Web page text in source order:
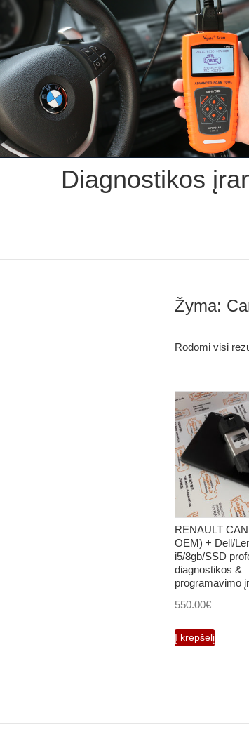
Skip
content
Diagnostikos
Žyma:
Rodomi visi
RENAULT
OEM) + Dell/
i5/8gb/SSD
diagnostikos &
programavimo
550.00€
Į krepšelį